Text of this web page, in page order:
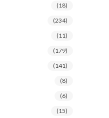
(18)
(234)
(11)
(179)
(141)
(8)
(6)
(15)